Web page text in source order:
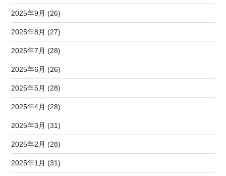
2025年9月 (26)
2025年8月 (27)
2025年7月 (28)
2025年6月 (26)
2025年5月 (28)
2025年4月 (28)
2025年3月 (31)
2025年2月 (28)
2025年1月 (31)